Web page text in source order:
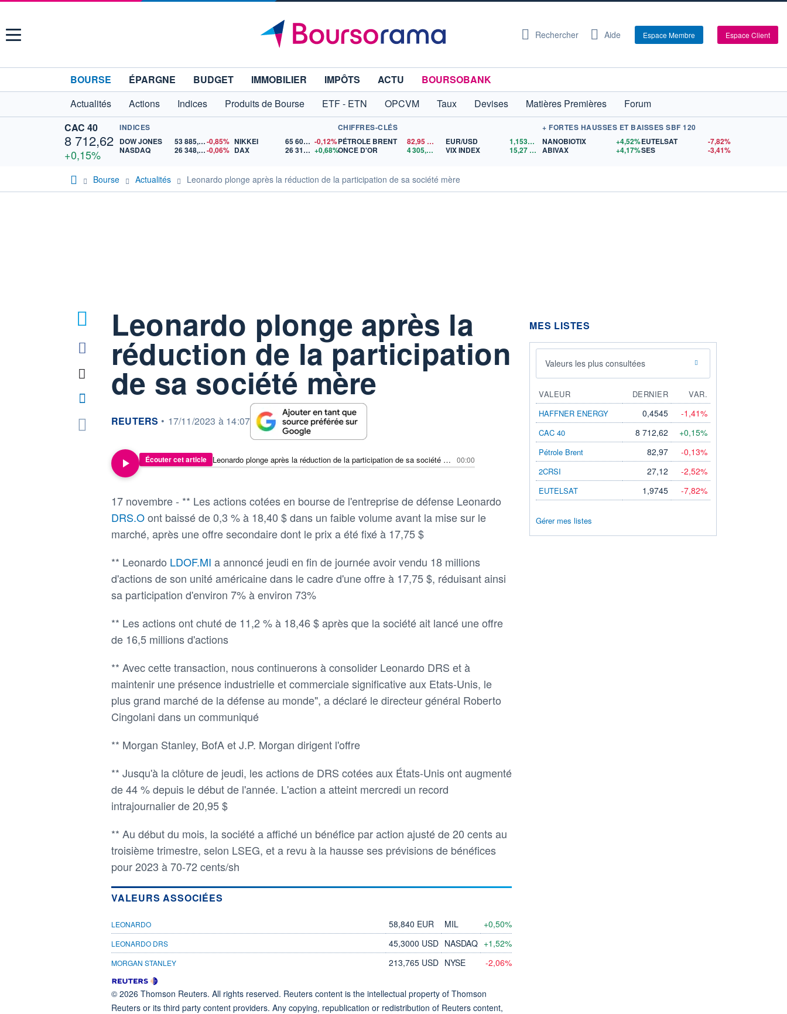
Menu Rechercher Aide Espace Membre Espace Client
BOURSE ÉPARGNE BUDGET IMMOBILIER IMPÔTS ACTU
BOURSOBANK
Actualités
Actions Indices Produits de Bourse ETF - ETN OPCVM Taux Devises Matières Premières
Forum
CAC 40
8 712,62
+0,15%
INDICES
DOW JONES
53 885,10-0,85%
NASDAQ
26 348,35-0,06%
NIKKEI 65 606,71 -0,12%
DAX
26 317,40 +0,68%
CHIFFRES-CLÉS
PÉTROLE BRENT
82,95
ONCE D'OR
4 305,34 $US
EUR/USD 1,1530$US
VIX INDEX
15,27$US
+ FORTES HAUSSES ET BAISSES SBF 120
NANOBIOTIX
+4,52%
ABIVAX
+4,17%
EUTELSAT
-7,82%
SES
-3,41%
Bourse Actualités Leonardo plonge après la réduction de la participation de sa société mère
Leonardo plonge après la
réduction de la participation
de sa société mère
information fournie par
REUTERS • 17/11/2023 à 14:07
Écouter cet article Leonardo plonge après la réduction de la participation de sa société mère 00:00
17 novembre - ** Les actions cotées en bourse de l'entreprise de défense Leonardo
DRS.Oont baissé de 0,3 % à 18,40 $ dans un faible volume avant la mise sur le
marché, après une offre secondaire dont le prix a été fixé à 17,75 $
** Leonardo LDOF.MI a annoncé jeudi en fin de journée avoir vendu 18 millions
d'actions de son unité américaine dans le cadre d'une offre à 17,75 $, réduisant ainsi
sa participation d'environ 7% à environ 73%
** Les actions ont chuté de 11,2 % à 18,46 $ après que la société ait lancé une offre
de 16,5 millions d'actions
** Avec cette transaction, nous continuerons à consolider Leonardo DRS et à
maintenir une présence industrielle et commerciale significative aux Etats-Unis, le
plus grand marché de la défense au monde", a déclaré le directeur général Roberto
Cingolani dans un communiqué
** Morgan Stanley, BofA et J.P. Morgan dirigent l'offre
** Jusqu'à la clôture de jeudi, les actions de DRS cotées aux États-Unis ont augmenté
de 44 % depuis le début de l'année. L'action a atteint mercredi un record
intrajournalier de 20,95 $
** Au début du mois, la société a affiché un bénéfice par action ajusté de 20 cents au
troisième trimestre, selon LSEG, et a revu à la hausse ses prévisions de bénéfices
pour 2023 à 70-72 cents/sh
VALEURS ASSOCIÉES
LEONARDO 58,840 EUR MIL +0,50%
LEONARDO DRS 45,3000 USD NASDAQ +1,52%
MORGAN STANLEY 213,765 USD NYSE -2,06%
© 2026 Thomson Reuters. All rights reserved. Reuters content is the intellectual property of Thomson
Reuters or its third party content providers. Any copying, republication or redistribution of Reuters content,
MES LISTES
Valeurs les plus consultées
VALEUR DERNIER
VAR.
HAFFNER ENERGY
0,4545 -1,41%
CAC 40 8 712,62 +0,15%
Pétrole Brent 82,97 -0,13%
2CRSI 27,12 -2,52%
EUTELSAT 1,9745 -7,82%
Gérer mes listes